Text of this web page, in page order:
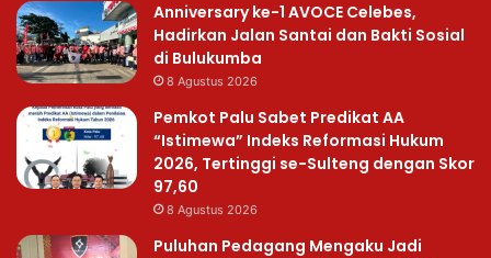
Anniversary ke-1 AVOCE Celebes,
Hadirkan Jalan Santai dan Bakti Sosial
di Bulukumba
8 Agustus 2026
Pemkot Palu Sabet Predikat AA
“Istimewa” Indeks Reformasi Hukum
2026, Tertinggi se-Sulteng dengan Skor
97,60
8 Agustus 2026
Puluhan Pedagang Mengaku Jadi